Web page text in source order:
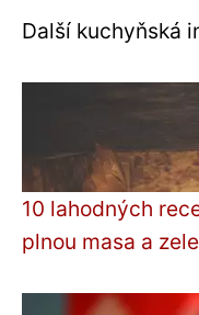
Další kuchyňská
10 lahodných
plnou masa a